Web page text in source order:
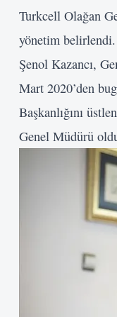
Turkcell Olağan
yönetim
Şenol Kazancı,
Mart 2020’den
Başkanlığını
Genel Müdürü